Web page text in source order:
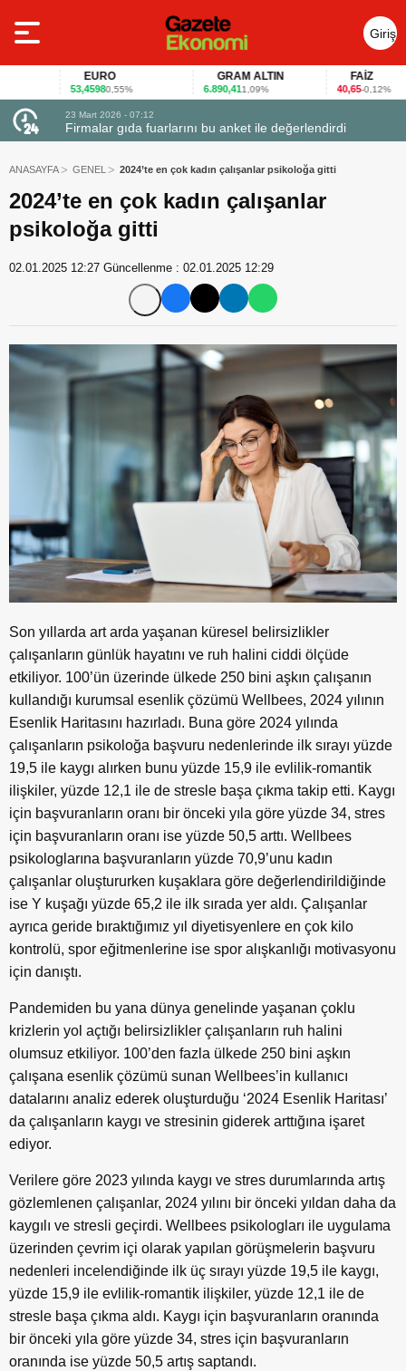
Giriş
Yap
EURO
53,45980,55%
GRAM ALTIN
6.890,411,09% -0,12%
23 Mart 2026 - 07:12
Firmalar gıda fuarlarını bu anket ile değerlendirdi
ANASAYFA GENEL 2024’te en çok kadın çalışanlar psikoloğa gitti
2024’te en çok kadın çalışanlar
psikoloğa gitti
02.01.2025 12:27 Güncellenme : 02.01.2025 12:29
Son yıllarda art arda yaşanan küresel belirsizlikler
çalışanların günlük hayatını ve ruh halini ciddi ölçüde
etkiliyor. 100’ün üzerinde ülkede 250 bini aşkın çalışanın
kullandığı kurumsal esenlik çözümü Wellbees, 2024 yılının
Esenlik Haritasını hazırladı. Buna göre 2024 yılında
çalışanların psikoloğa başvuru nedenlerinde ilk sırayı yüzde
19,5 ile kaygı alırken bunu yüzde 15,9 ile evlilik-romantik
ilişkiler, yüzde 12,1 ile de stresle başa çıkma takip etti. Kaygı
için başvuranların oranı bir önceki yıla göre yüzde 34, stres
için başvuranların oranı ise yüzde 50,5 arttı. Wellbees
psikologlarına başvuranların yüzde 70,9’unu kadın
çalışanlar oluştururken kuşaklara göre değerlendirildiğinde
ise Y kuşağı yüzde 65,2 ile ilk sırada yer aldı. Çalışanlar
ayrıca geride bıraktığımız yıl diyetisyenlere en çok kilo
kontrolü, spor eğitmenlerine ise spor alışkanlığı motivasyonu
için danıştı.
Pandemiden bu yana dünya genelinde yaşanan çoklu
krizlerin yol açtığı belirsizlikler çalışanların ruh halini
olumsuz etkiliyor. 100’den fazla ülkede 250 bini aşkın
çalışana esenlik çözümü sunan Wellbees’in kullanıcı
datalarını analiz ederek oluşturduğu ‘2024 Esenlik Haritası’
da çalışanların kaygı ve stresinin giderek arttığına işaret
ediyor.
Verilere göre 2023 yılında kaygı ve stres durumlarında artış
gözlemlenen çalışanlar, 2024 yılını bir önceki yıldan daha da
kaygılı ve stresli geçirdi. Wellbees psikologları ile uygulama
üzerinden çevrim içi olarak yapılan görüşmelerin başvuru
nedenleri incelendiğinde ilk üç sırayı yüzde 19,5 ile kaygı,
yüzde 15,9 ile evlilik-romantik ilişkiler, yüzde 12,1 ile de
stresle başa çıkma aldı. Kaygı için başvuranların oranında
bir önceki yıla göre yüzde 34, stres için başvuranların
oranında ise yüzde 50,5 artış saptandı.